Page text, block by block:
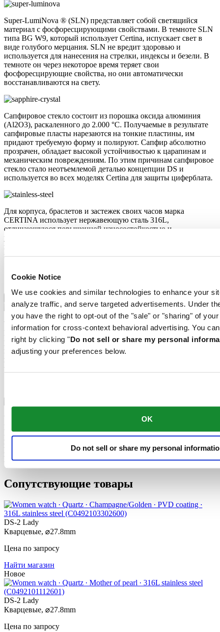
Cookie Notice
We use cookies and similar technologies to enhance your
analyze traffic, and serve targeted advertisements. Under
you have the right to opt-out of the "sale" or "sharing" of
information for cross-context behavioral advertising. You
right by clicking "Do not sell or share my personal
adjusting your preferences below.
OK
Do not sell or share my personal
Super-LumiNova ® (SLN) представляет собой cветящийся
материал с фосфоресцирующими свойствами. В темноте SLN
типа BG W9, который использует Certina, испускает свет в
виде голубого мерцания. SLN не вредит здоровью и
используется для нанесения на стрелки, индексы и безели. В
темноте он через некоторое время теряет свои
фосфоресцирующие свойства, но они автоматически
восстанавливаются на свету.
Сапфировое стекло состоит из порошка оксида алюминия
(Al2O3), раскаленного до 2.000 °C. Получаемые в результате
сапфировые пласты нарезаются на тонкие пластины, им
придают требуемую форму и полируют. Сапфир абсолютно
прозрачен, обладает высокой устойчивостью к царапинам и
механическим повреждениям. По этим причинам сапфировое
стекло стало неотъемлемой деталью концепции DS и
используется во всех моделях Certina для защиты циферблата.
Для корпуса, браслетов и застежек своих часов марка
CERTINA использует нержавеющую сталь 316L,
отличающуюся повышенной износостойкостью и
устойчивостью к коррозии. В стали содержится совсем
небольшое количество никеля, поэтому этот материал не
вызывает аллергии при использовании.
Особенности
Часовой механизм этих часов оснащен пружиной баланса
Nivachron™. Инновационный материал этой детали был
разработан для повышения устойчивости к воздействию
магнитных полей. Эта важная деталь вносит долгосрочный
вклад в надежность, помехоустойчивость и точность хода
часов.
Часовой механизм этих часов оснащен пружиной баланса
Nivachron™. Инновационный материал этой детали был
разработан для повышения устойчивости к воздействию
магнитных полей. Эта важная деталь вносит долгосрочный
вклад в надежность, помехоустойчивость и точность хода
часов.
Сопутствующие товары
DS-2 Lady
Кварцевые, ⌀27.8mm
Цена по запросу
Найти магазин
Новое
DS-2 Lady
Кварцевые, ⌀27.8mm
Цена по запросу